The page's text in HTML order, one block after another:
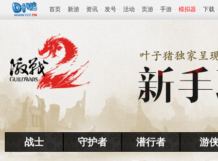
www.yzz.cn
首页 - 新游 - 资讯 - 发号 - 活动 - 页游 - 手游 - 模拟器 - 下载
战士 守护者 潜行者 游